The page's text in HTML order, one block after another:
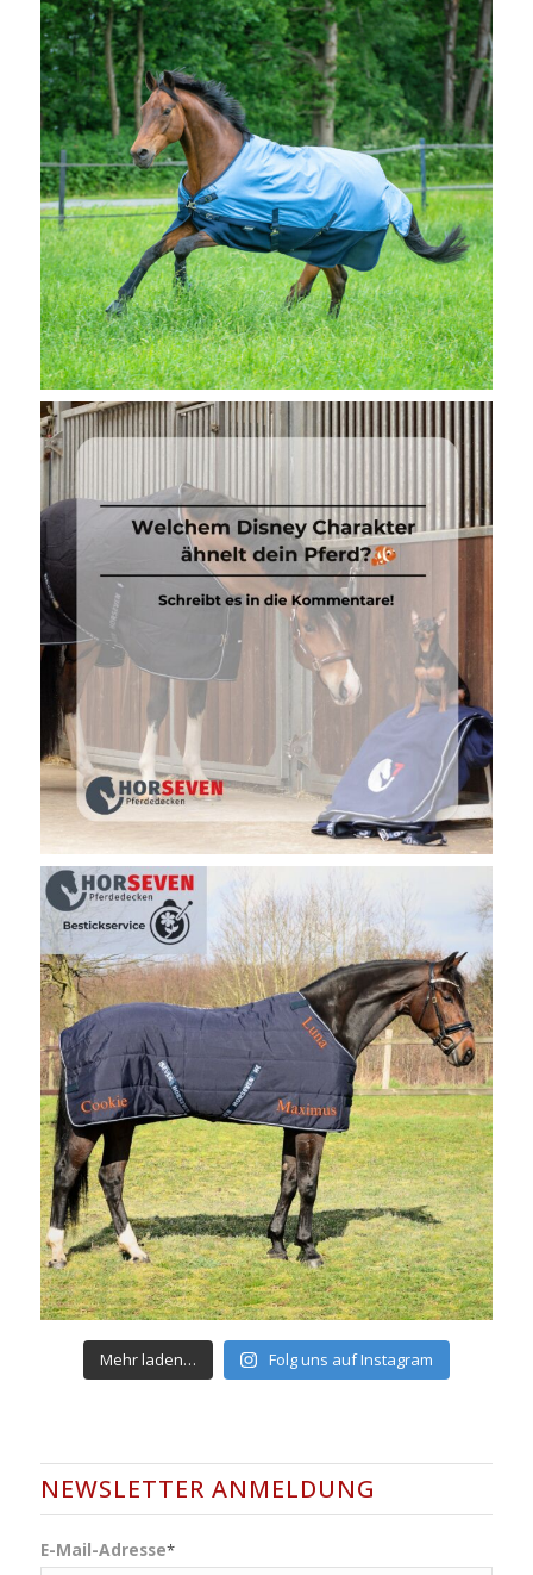
Mehr laden… Folg uns auf Instagram
NEWSLETTER ANMELDUNG
E-Mail-Adresse*